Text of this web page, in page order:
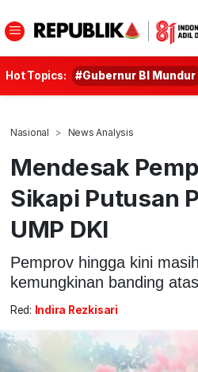
Hot Topics: #Gubernur BI Mundur
Nasional News Analysis
Mendesak
Sikapi Putusan
UMP DKI
Pemprov hingga kini
kemungkinan banding
Red: Indira Rezkisari